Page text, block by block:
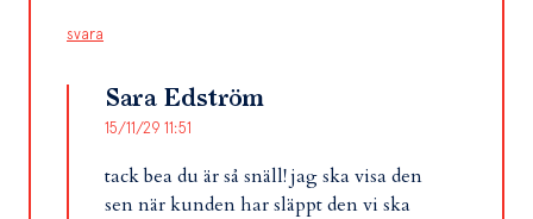
svara
Sara Edström
15/11/29 11:51
tack bea du är så snäll! jag ska visa den
sen när kunden har släppt den vi ska